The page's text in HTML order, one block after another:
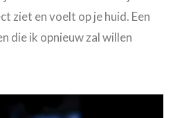
ziet en voelt op je huid. Een
die ik opnieuw zal willen